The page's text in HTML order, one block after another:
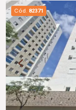
para mais
Tem taxa de
saída.
Cód. 82371